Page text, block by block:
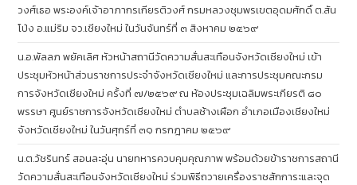
วงศ์เธอ พระองค์เจ้าอาภากรเกียรติวงศ์ กรมหลวงชุมพรเขตอุดมศักดิ์ ต.สัน
โป่ง อ.แม่ริม จว.เชียงใหม่ ในวันจันทร์ที่ ๓ สิงหาคม ๒๕๖๙
น.อ.พัลลภ พยัคเลิศ หัวหน้าสถานีวัดความสั่นสะเทือนจังหวัดเชียงใหม่ เข้า
ประชุมหัวหน้าส่วนราชการประจำจังหวัดเชียงใหม่ และการประชุมคณะกรม
การจังหวัดเชียงใหม่ ครั้งที่ ๗/๒๕๖๙ ณ ห้องประชุมเฉลิมพระเกียรติ ๘๐
พรรษา ศูนย์ราชการจังหวัดเชียงใหม่ ตำบลช้างเผือก อำเภอเมืองเชียงใหม่
จังหวัดเชียงใหม่ ในวันศุกร์ที่ ๓๑ กรกฎาคม ๒๕๖๙
น.ต.วัชรินทร์ สอนละอุ่น นายทหารควบคุมคุณภาพ พร้อมด้วยข้าราชการสถานี
วัดความสั่นสะเทือนจังหวัดเชียงใหม่ ร่วมพิธีถวายเครื่องราชสักการะและจุด